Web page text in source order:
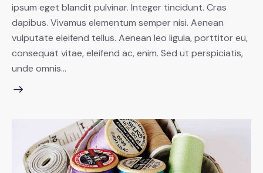
ipsum eget blandit pulvinar. Integer tincidunt. Cras
dapibus. Vivamus elementum semper nisi. Aenean
vulputate eleifend tellus. Aenean leo ligula, porttitor eu,
consequat vitae, eleifend ac, enim. Sed ut perspiciatis,
unde omnis…